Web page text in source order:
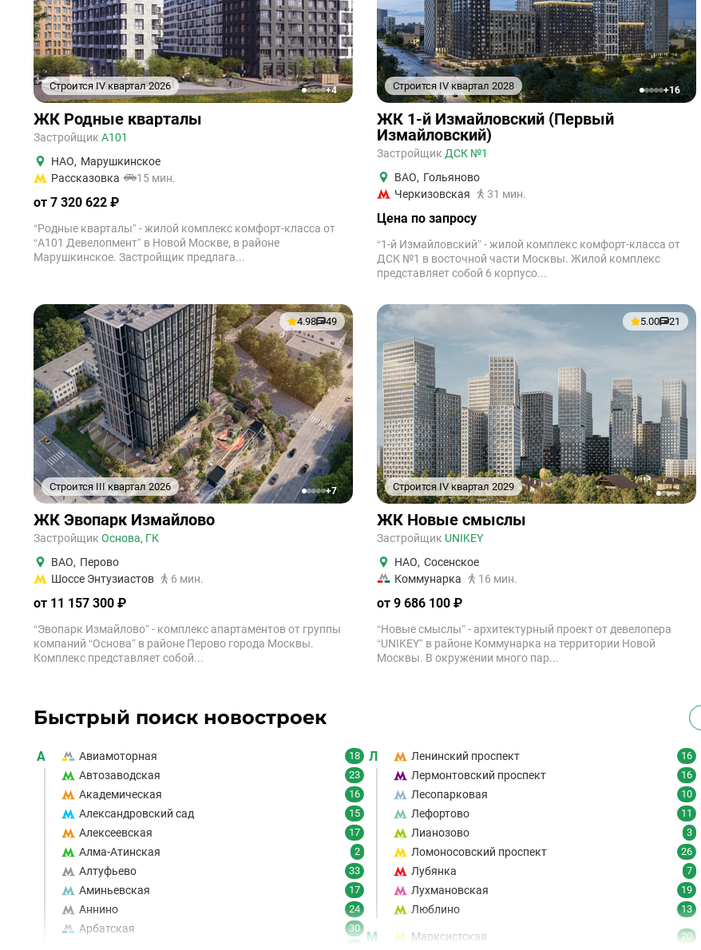
Строится IV квартал 2026
12345+4
ЖК Родные кварталы
Застройщик А101
НАО, Марушкинское
Рассказовка
15 мин.
от 7 320 622 ₽
“Родные кварталы” - жилой комплекс комфорт-класса от
“А101 Девелопмент” в Новой Москве, в районе
Марушкинское. Застройщик предлага...
Строится IV квартал 2028
12345+16
ЖК 1-й Измайловский (Первый
Измайловский)
Застройщик ДСК №1
ВАО, Гольяново
Черкизовская
31 мин.
Цена по запросу
“1-й Измайловский” - жилой комплекс комфорт-класса от
ДСК №1 в восточной части Москвы. Жилой комплекс
представляет собой 6 корпусо...
Строится III квартал 2026
4.98 49
12345+7
ЖК Эвопарк Измайлово
Застройщик Основа, ГК
ВАО, Перово
Шоссе Энтузиастов
6 мин.
от 11 157 300 ₽
“Эвопарк Измайлово” - комплекс апартаментов от группы
компаний “Основа” в районе Перово города Москвы.
Комплекс представляет собой...
Строится IV квартал 2029
5.00 21
12345
ЖК Новые смыслы
Застройщик UNIKEY
НАО, Сосенское
Коммунарка
16 мин.
от 9 686 100 ₽
“Новые смыслы” - архитектурный проект от девелопера
“UNIKEY” в районе Коммунарка на территории Новой
Москвы. В окружении много пар...
Быстрый поиск новостроек
А Авиамоторная 18
Автозаводская 23
Академическая 16
Александровский сад 15
Алексеевская 17
Алма-Атинская 2
Алтуфьево 33
Аминьевская 17
Аннино 24
Арбатская 30
Л Ленинский проспект 16
Лермонтовский проспект 16
Лесопарковая 10
Лефортово 11
Лианозово 3
Ломоносовский проспект 26
Лубянка 7
Лухмановская 19
Люблино 13
М Марксистская 20